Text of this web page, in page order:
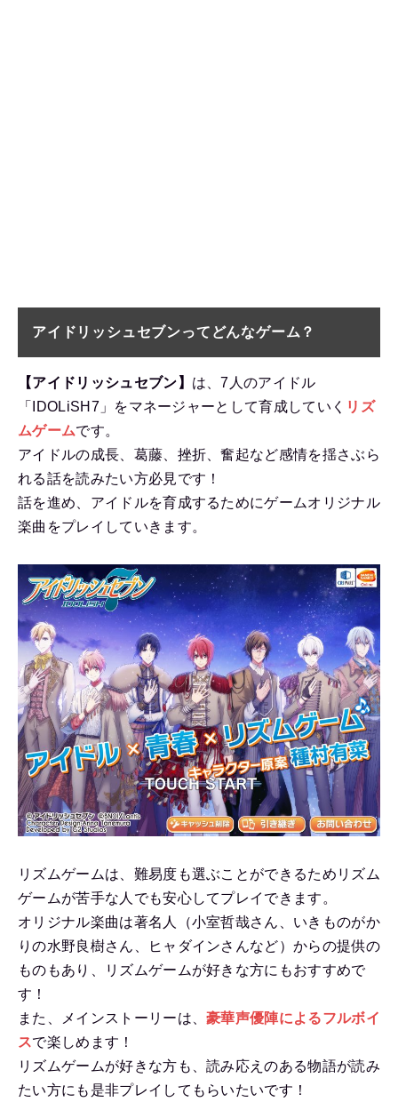
アイドリッシュセブンってどんなゲーム？
【アイドリッシュセブン】 は、7人のアイドル
「IDOLiSH7」をマネージャーとして育成していく リズ
ムゲームです。
アイドルの成長、葛藤、挫折、奮起など感情を揺さぶら
れる話を読みたい方必見です！
話を進め、アイドルを育成するためにゲームオリジナル
楽曲をプレイしていきます。
リズムゲームは、難易度も選ぶことができるためリズム
ゲームが苦手な人でも安心してプレイできます。
オリジナル楽曲は著名人（小室哲哉さん、いきものがか
りの水野良樹さん、ヒャダインさんなど）からの提供の
ものもあり、リズムゲームが好きな方にもおすすめで
す！
また、メインストーリーは、豪華声優陣によるフルボイ
スで楽しめます！
リズムゲームが好きな方も、読み応えのある物語が読み
たい方にも是非プレイしてもらいたいです！